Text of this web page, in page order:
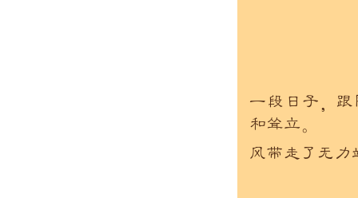
一段日子，
和耸立。
风带走了无力